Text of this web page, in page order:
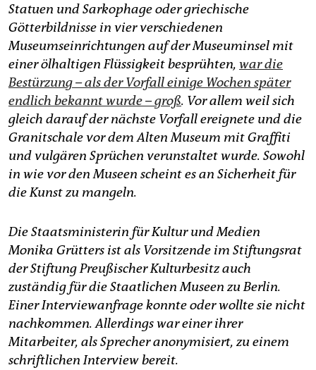
genossenschaft
epaper login
Statuen und Sarkophage oder griechische
Götterbildnisse in vier verschiedenen
Museumseinrichtungen auf der Museuminsel mit
einer ölhaltigen Flüssigkeit besprühten, war die
Bestürzung – als der Vorfall einige Wochen später
endlich bekannt wurde – groß. Vor allem weil sich
gleich darauf der nächste Vorfall ereignete und die
Granitschale vor dem Alten Museum mit Graffiti
und vulgären Sprüchen verunstaltet wurde. Sowohl
in wie vor den Museen scheint es an Sicherheit für
die Kunst zu mangeln.
Die Staatsministerin für Kultur und Medien
Monika Grütters ist als Vorsitzende im Stiftungsrat
der Stiftung Preußischer Kulturbesitz auch
zuständig für die Staatlichen Museen zu Berlin.
Einer Interviewanfrage konnte oder wollte sie nicht
nachkommen. Allerdings war einer ihrer
Mitarbeiter, als Sprecher anonymisiert, zu einem
schriftlichen Interview bereit.